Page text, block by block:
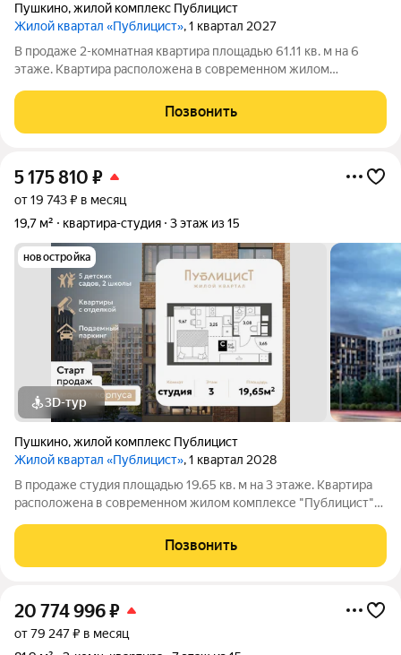
Пушкино,жилой комплекс Публицист
Жилой квартал «Публицист», 1 квартал 2027
В продаже 2-комнатная квартира площадью 61.11 кв. м на 6
этаже. Квартира расположена в современном жилом
комнатная квартира площадью 62.46 кв. м на 10 этаже.
Квартира расположена в современном
Позвонить
5 175 810 ₽
от 19 743 ₽ в месяц
19,7 м²
квартира-студия 3 этаж из 15
новостройка
3D-тур
Пушкино,жилой комплекс Публицист
Жилой квартал «Публицист», 1 квартал 2028
В продаже студия площадью 19.65 кв. м на 3 этаже. Квартира
расположена в современном жилом комплексе "Публицист"
площадью 62.46 кв. м на 10 этаже. Квартира расположена в
современном жилом
Позвонить
20 774 996₽
от 79 247 ₽ в месяц